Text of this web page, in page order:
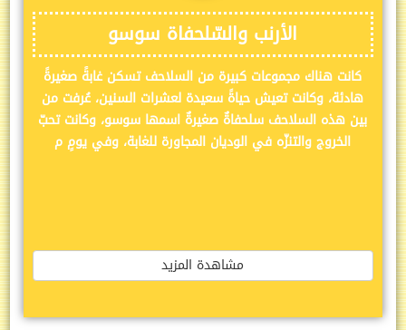
الأرنب والسّلحفاة سوسو
كانت هناك مجموعات كبيرة من السلاحف تسكن غابةً صغيرةً
هادئة، وكانت تعيش حياةً سعيدة لعشرات السنين، عُرفت من
بين هذه السلاحف سلحفاةٌ صغيرةٌ اسمها سوسو، وكانت تحبّ
الخروج والتنزّه في الوديان المجاورة للغابة، وفي يومٍ م
مشاهدة المزيد